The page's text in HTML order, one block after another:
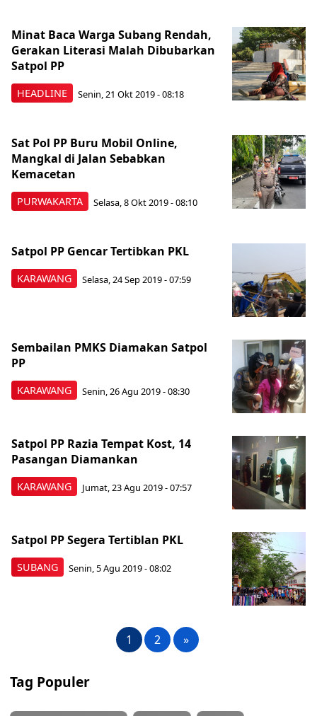
HEADLINE
Minat Baca Warga Subang Rendah,
Gerakan Literasi Malah Dibubarkan
Satpol PP
Senin, 21 Okt 2019 - 08:18
PURWAKARTA
Sat Pol PP Buru Mobil Online,
Mangkal di Jalan Sebabkan
Kemacetan
Selasa, 8 Okt 2019 - 08:10
KARAWANG
Satpol PP Gencar Tertibkan PKL
Selasa, 24 Sep 2019 - 07:59
KARAWANG
Sembailan PMKS Diamakan Satpol
PP
Senin, 26 Agu 2019 - 08:30
KARAWANG
Satpol PP Razia Tempat Kost, 14
Pasangan Diamankan
Jumat, 23 Agu 2019 - 07:57
SUBANG
Satpol PP Segera Tertiblan PKL
Senin, 5 Agu 2019 - 08:02
1 2 »
Tag Populer